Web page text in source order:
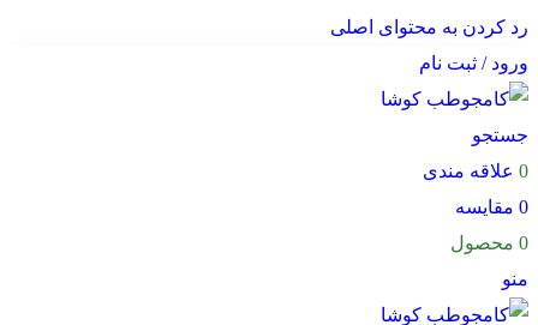
رد کردن به محتوای اصلی
ورود / ثبت نام
جستجو
0 علاقه مندی
0 مقایسه
0 محصول
منو